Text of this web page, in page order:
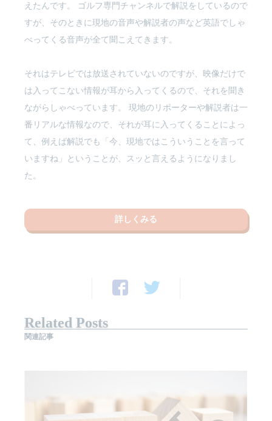
えたんです。 ゴルフ専門チャンネルで解説をしているので
すが、そのときに現地の音声や解説者の声など英語でしゃ
べってくる音声が全て聞こえてきます。
それはテレビでは放送されていないのですが、映像だけで
は入ってこない情報が耳から入ってくるので、それを聞き
ながらしゃべっています。 現地のリポーターや解説者は一
番リアルな情報なので、それが耳に入ってくることによっ
て、例えば解説でも「今、現地ではこういうことを言って
いますね」ということが、スッと言えるようになりまし
た。
詳しくみる
Related Posts
関連記事